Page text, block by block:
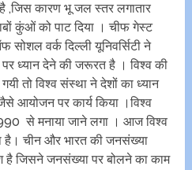
है ,जिस कारण भू जल स्तर लगातार
कुंओं को पाट दिया । चीफ गेस्ट
सोशल वर्क दिल्ली यूनिवर्सिटी ने
ध्यान देने की जरूरत है । विश्व की
तो विश्व संस्था ने देशों का ध्यान
आयोजन पर कार्य किया ।विश्व
से मनाया जाने लगा । आज विश्व
चीन और भारत की जनसंख्या
है जिसने जनसंख्या पर बोलने का काम